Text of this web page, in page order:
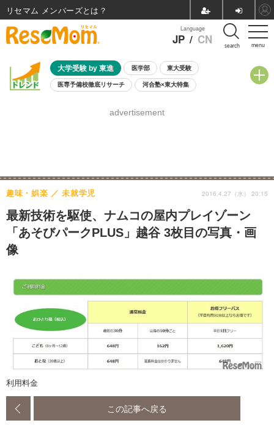
menu
Language
JP / CN search
大学受験 by 東進 医学部 東大受験
医専予備校徹底リサーチ 河合塾×東大特集
8月開催学校説明会・相談会
advertisement
最新技術を駆使、ナムコの屋内プレイゾーン
「あそびパークPLUS」越谷 3枚目の写真・画
像
趣味・娯楽 未就学児 2016.4.27（水） 20:15
利用料金
この記事へ戻る
リセマム メンバーズ